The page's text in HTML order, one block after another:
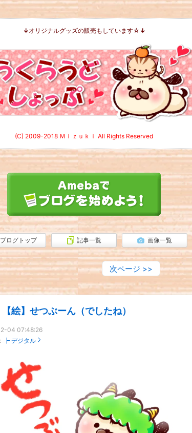
↓オリジナルグッズの販売もしています☆ ↓
(C) 2009-2018 Ｍｉｚｕｋｉ All Rights Reserved
ブログトップ 記事一覧 画像一覧
次ページ >>
【絵】せつぶーん（でしたね）
04 07:48:26
┣ デジタル